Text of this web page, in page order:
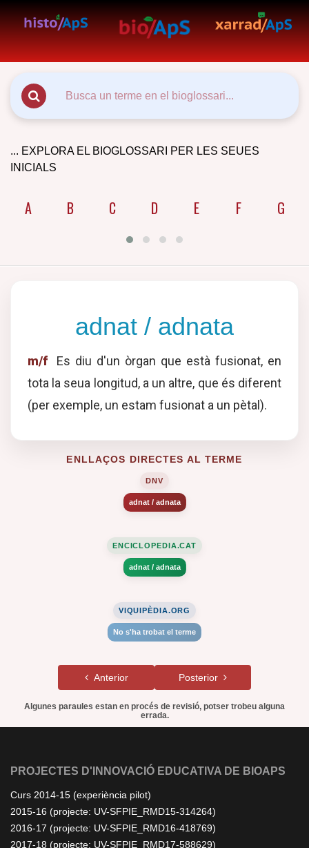
... EXPLORA EL BIOGLOSSARI PER LES SEUES
INICIALS
A B C D E F G
adnat / adnata
m/f
Es diu d'un òrgan que està fusionat, en
tota la seua longitud, a un altre, que és diferent
(per exemple, un estam fusionat a un pètal).
ENLLAÇOS DIRECTES AL TERME
DNV
adnat / adnata
ENCICLOPEDIA.CAT
adnat / adnata
VIQUIPÈDIA.ORG
No s'ha trobat el terme
Anterior Posterior
Algunes paraules estan en procés de revisió, potser trobeu alguna
errada.
PROJECTES D'INNOVACIÓ EDUCATIVA DE BIOAPS
Curs 2014-15 (experiència pilot)
2015-16 (projecte: UV-SFPIE_RMD15-314264)
2016-17 (projecte: UV-SFPIE_RMD16-418769)
2017-18 (projecte: UV-SFPIE_RMD17-588629)